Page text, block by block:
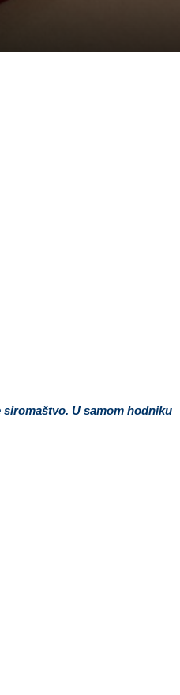
U samom hodniku